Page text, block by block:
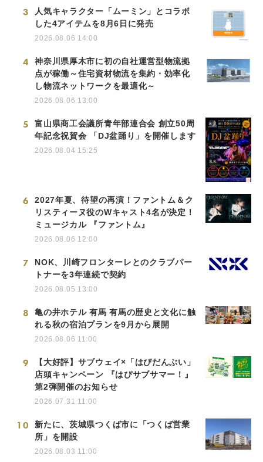
3
人気キャラクター「ムーミン」とコラボ
した4アイテムを8月6日に発売
2026.08.06 14:00
4
神奈川県厚木市に初の自社運営型物流拠
点が稼働～住宅資材物流を集約・効率化
し物流ネットワークを最適化～
2026.08.06 13:00
5
富山県商工会議所青年部連合会 創立50周
年記念祝賀会 「DJ盆踊り」を開催します
2026.08.04 15:25
6
2027年夏、待望の再演！ファントム＆ク
リスティーヌ役のWキャスト4名が決定！
ミュージカル 『ファントム』
2026.08.06 12:00
7
NOK、川崎フロンターレとのクラブパー
トナーを3年連続で契約
2026.08.05 13:00
8
亀の井ホテル 有馬 有馬の歴史と文化に触
れる秋の宿泊プランを9月から展開
2026.08.06 11:00
9
【大好評】サブウェイ×「はぴだんぶい」
店頭キャンペーン 『はぴサブサマー！』
第2弾開催のお知らせ
2026.07.31 11:00
10
新たに、茨城県つくば市に「つくば営業
所」を開設
2026.08.03 11:00